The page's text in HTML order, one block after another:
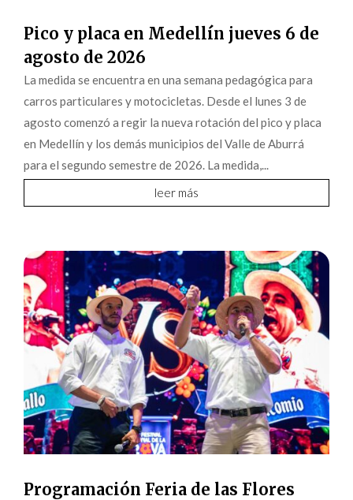
Pico y placa en Medellín jueves 6 de
agosto de 2026
La medida se encuentra en una semana pedagógica para
carros particulares y motocicletas. Desde el lunes 3 de
agosto comenzó a regir la nueva rotación del pico y placa
en Medellín y los demás municipios del Valle de Aburrá
para el segundo semestre de 2026. La medida,...
leer más
Programación Feria de las Flores